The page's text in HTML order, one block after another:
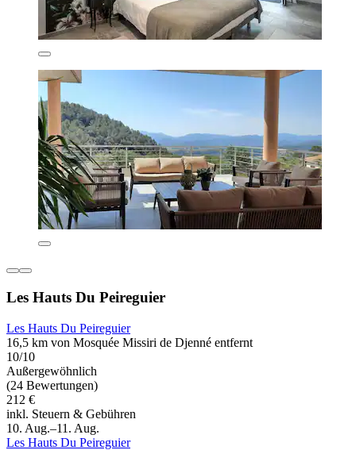
Les Hauts Du Peireguier
Les Hauts Du Peireguier
16,5 km von Mosquée Missiri de Djenné entfernt
10/10
Außergewöhnlich
(24 Bewertungen)
212 €
inkl. Steuern & Gebühren
10. Aug.–11. Aug.
Les Hauts Du Peireguier